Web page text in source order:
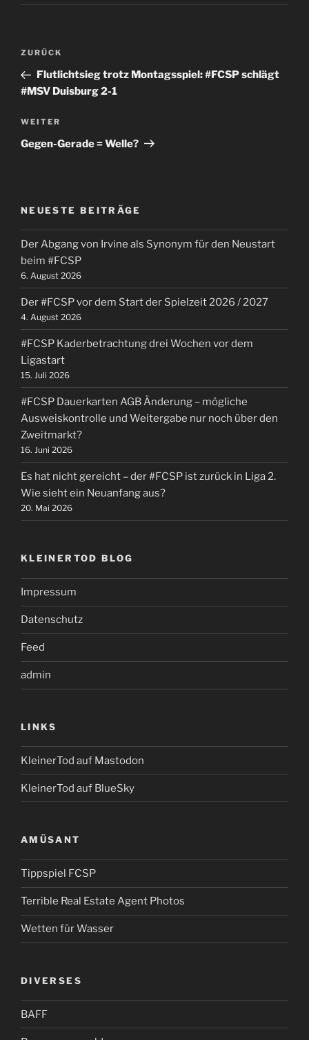
Beitragsnavigation
Vorheriger
Beitrag
ZURÜCK
Flutlichtsieg trotz Montagsspiel: #FCSP schlägt
#MSV Duisburg 2-1
Nächster
Beitrag
WEITER
Gegen-Gerade = Welle?
NEUESTE BEITRÄGE
Der Abgang von Irvine als Synonym für den Neustart
beim #FCSP
6. August 2026
Der #FCSP vor dem Start der Spielzeit 2026 / 2027
4. August 2026
#FCSP Kaderbetrachtung drei Wochen vor dem
Ligastart
15. Juli 2026
#FCSP Dauerkarten AGB Änderung – mögliche
Ausweiskontrolle und Weitergabe nur noch über den
Zweitmarkt?
16. Juni 2026
Es hat nicht gereicht – der #FCSP ist zurück in Liga 2.
Wie sieht ein Neuanfang aus?
20. Mai 2026
KLEINERTOD BLOG
Impressum
Datenschutz
Feed
admin
LINKS
KleinerTod auf Mastodon
KleinerTod auf BlueSky
AMÜSANT
Tippspiel FCSP
Terrible Real Estate Agent Photos
Wetten für Wasser
DIVERSES
BAFF